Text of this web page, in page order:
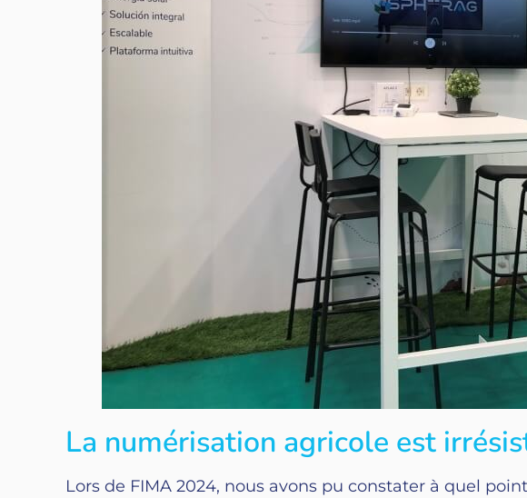
La numérisation agricole est
Lors de FIMA 2024, nous avons pu constater à quel